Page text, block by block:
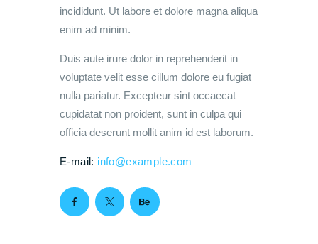
incididunt. Ut labore et dolore magna aliqua
enim ad minim.
Duis aute irure dolor in reprehenderit in
voluptate velit esse cillum dolore eu fugiat
nulla pariatur. Excepteur sint occaecat
cupidatat non proident, sunt in culpa qui
officia deserunt mollit anim id est laborum.
E-mail: info@example.com